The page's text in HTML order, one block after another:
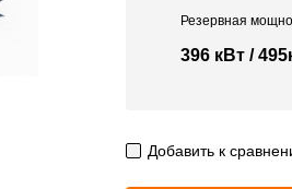
Резервная
396 кВт /
Добавить к